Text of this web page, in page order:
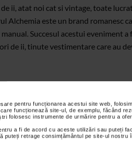
pentru funcționarea acestui site web,
funcționează site-ul, de exemplu, făcând
folosesc instrumente de urmărire pentru a
a fi de acord cu aceste utilizări sau puteți
puteți retrage consimțământul pe site-ul nostru
ii, atat noi cat si vintage, toate
Alchemia este un brand romanesc
Succesul acestui eveniment
de ii, tinute vestimentare care au